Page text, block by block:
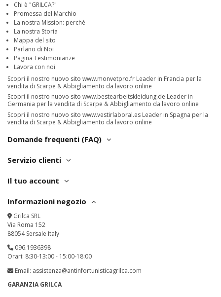
Chi è "GRILCA?"
Promessa del Marchio
La nostra Mission: perchè
La nostra Storia
Mappa del sito
Parlano di Noi
Pagina Testimonianze
Lavora con noi
Scopri il nostro nuovo sito www.monvetpro.fr Leader in Francia per la
vendita di Scarpe & Abbigliamento da lavoro online
Scopri il nostro nuovo sito www.bestearbeitskleidung.de Leader in
Germania per la vendita di Scarpe & Abbigliamento da lavoro online
Scopri il nostro nuovo sito www.vestirlaboral.es Leader in Spagna per la
vendita di Scarpe & Abbigliamento da lavoro online
Domande frequenti (FAQ)
Servizio clienti
Il tuo account
Informazioni negozio
Grilca SRL
Via Roma 152
88054 Sersale Italy
096.1936398
Orari: 8:30-13:00 - 15:00-18:00
Email: assistenza@antinfortunisticagrilca.com
GARANZIA GRILCA